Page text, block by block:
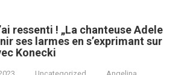
ressenti ! „La chanteuse Adele
ses larmes en s’exprimant sur
Konecki